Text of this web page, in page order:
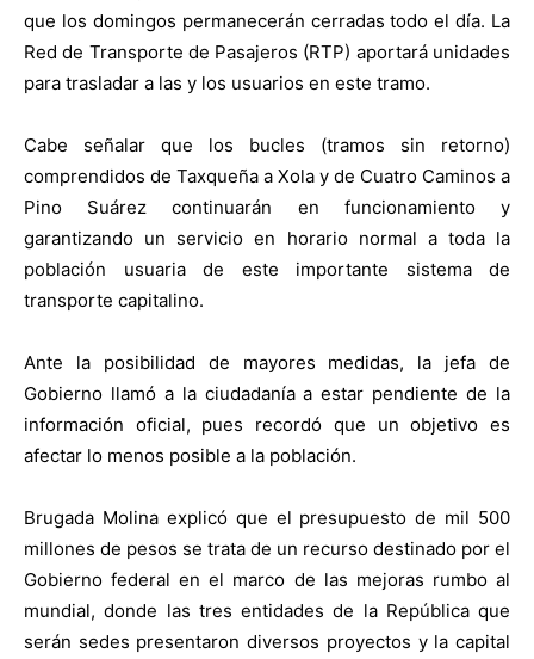
que los domingos permanecerán cerradas todo el día. La
Red de Transporte de Pasajeros (RTP) aportará unidades
para trasladar a las y los usuarios en este tramo.
Cabe señalar que los bucles (tramos sin retorno)
comprendidos de Taxqueña a Xola y de Cuatro Caminos a
Pino Suárez continuarán en funcionamiento y
garantizando un servicio en horario normal a toda la
población usuaria de este importante sistema de
transporte capitalino.
Ante la posibilidad de mayores medidas, la jefa de
Gobierno llamó a la ciudadanía a estar pendiente de la
información oficial, pues recordó que un objetivo es
afectar lo menos posible a la población.
Brugada Molina explicó que el presupuesto de mil 500
millones de pesos se trata de un recurso destinado por el
Gobierno federal en el marco de las mejoras rumbo al
mundial, donde las tres entidades de la República que
serán sedes presentaron diversos proyectos y la capital